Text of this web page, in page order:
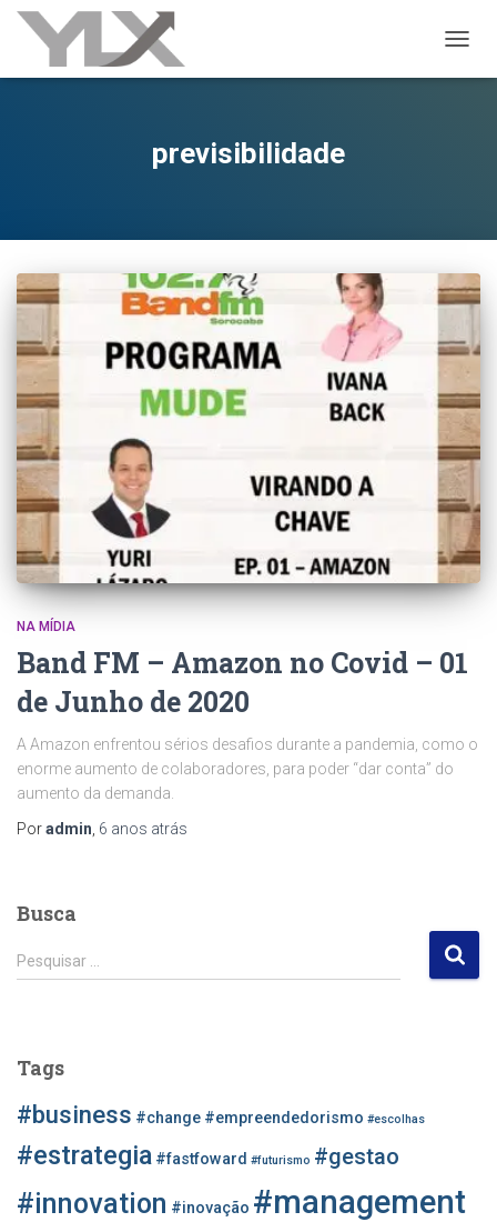
previsibilidade
NA MÍDIA
Band FM – Amazon no Covid – 01
de Junho de 2020
A Amazon enfrentou sérios desafios durante a pandemia, como o
enorme aumento de colaboradores, para poder “dar conta” do
aumento da demanda.
Poradmin 6 anos atrás
Busca
P
e
a
r
o
Pesquisar …
Tags
#business #change #empreendedorismo #escolhas
#estrategia #fastfoward #futurismo #gestao
#innovation #inovação #management